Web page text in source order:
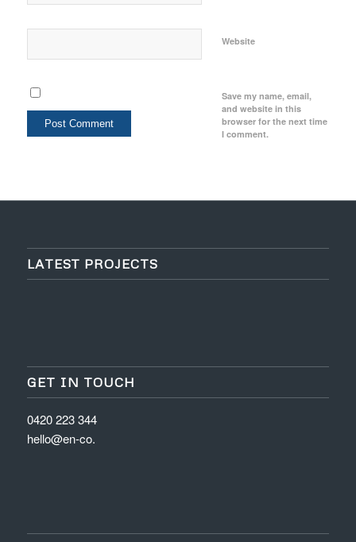
Website
Save my name, email,
and website in this
browser for the next time
I comment.
LATEST PROJECTS
GET IN TOUCH
0420 223 344
hello@en-co.